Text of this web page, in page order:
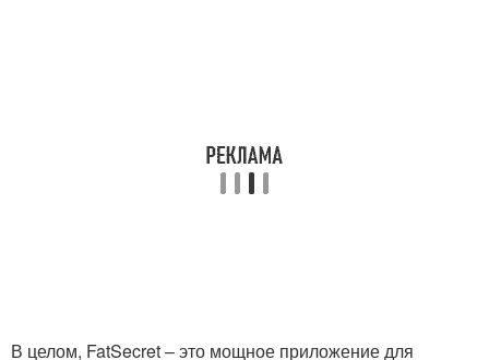
В целом, FatSecret – это мощное приложение для